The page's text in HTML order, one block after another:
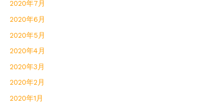
2020年7月
2020年6月
2020年5月
2020年4月
2020年3月
2020年2月
2020年1月